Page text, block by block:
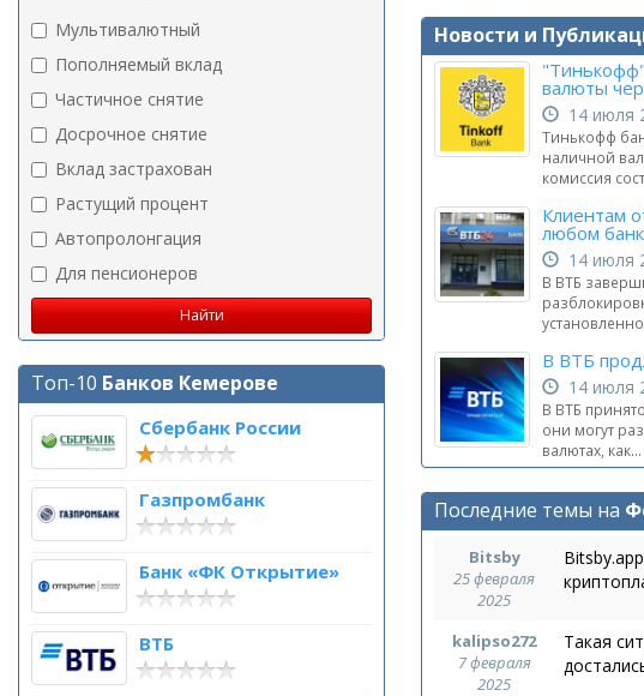
Мультивалютный
Пополняемый вклад
Частичное снятие
Досрочное снятие
Вклад застрахован
Растущий процент
Автопролонгация
Для пенсионеров
Топ-10 Банков Кемерове
Сбербанк России
Газпромбанк
Банк «ФК Открытие»
ВТБ
Новости и
валюты
14 июля
Тинькофф
наличной
комиссия
Клиентам
любом
14 июля
В ВТБ
В ВТБ
14 июля
В ВТБ
они могут
валютах, как...
Последние темы на
Bitsby
25 февраля
2025
kalipso272
7 февраля
2025
Такая